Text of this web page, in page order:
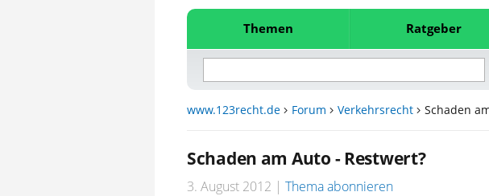
Themen Ratgeber
www.123recht.de Forum Verkehrsrecht Schaden
Schaden am Auto - Restwert?
3. August 2012 Thema abonnieren